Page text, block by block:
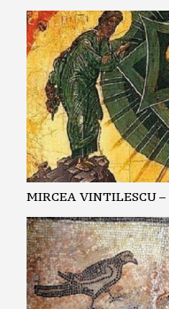
MIRCEA VINTILESCU